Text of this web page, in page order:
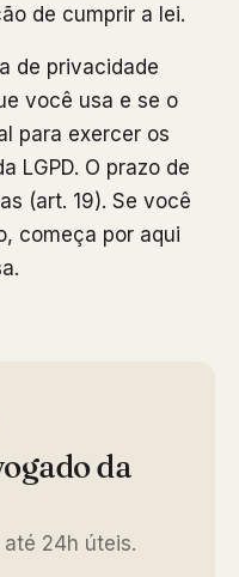
de cumprir a lei.
de privacidade
você usa e se o
para exercer os
LGPD. O prazo de
(art. 19). Se você
começa por aqui
da
24h úteis.